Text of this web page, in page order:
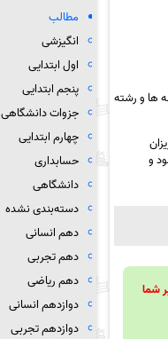
ها و رشته
و
تا بر شما
مطالب
انگیزشی
اول ابتدایی
پنجم ابتدایی
جزوات دانشگاهی
چهارم ابتدایی
حسابداری
دانشگاهی
دسته‌بندی نشده
دهم انسانی
دهم تجربی
دهم ریاضی
دوازدهم انسانی
دوازدهم تجربی